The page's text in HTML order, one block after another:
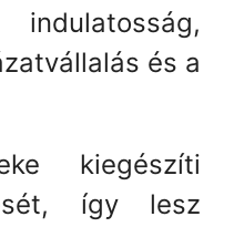
és a
kiegészíti
így lesz